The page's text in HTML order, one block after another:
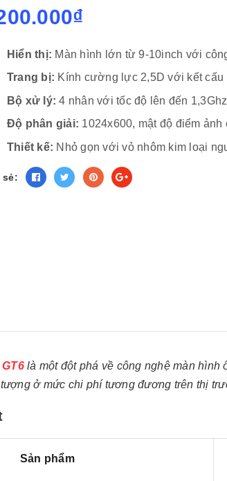
Hiển thị: Màn hình lớn từ 9-10inch với
Trang bị: Kính cường lực 2,5D với kết cấu
Bộ xử lý: 4 nhân với tốc độ lên đến
Độ phân giải: 1024x600, mật độ điểm ảnh
Thiết kế: Nhỏ gọn với vỏ nhôm kim loại
sẻ:
là một đột phá về công nghệ màn hình
ở mức chi phí tương đương trên thị
Sản phẩm